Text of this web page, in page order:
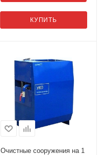
КУПИТЬ
Очистные сооружения на 1